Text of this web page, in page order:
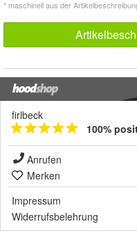
* maschinell aus der
firlbeck
100%
Anrufen
Merken
Impressum
Widerrufsbelehrung